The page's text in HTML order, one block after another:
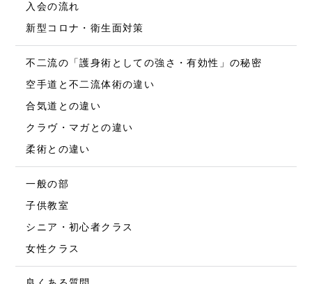
入会の流れ
新型コロナ・衛生面対策
不二流の「護身術としての強さ・有効性」の秘密
空手道と不二流体術の違い
合気道との違い
クラヴ・マガとの違い
柔術との違い
一般の部
子供教室
シニア・初心者クラス
女性クラス